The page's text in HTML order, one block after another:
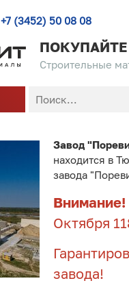
+7 (3452) 50 08 08
Строительные
Завод
находится в
завода
Внимание!
Октября
завода!